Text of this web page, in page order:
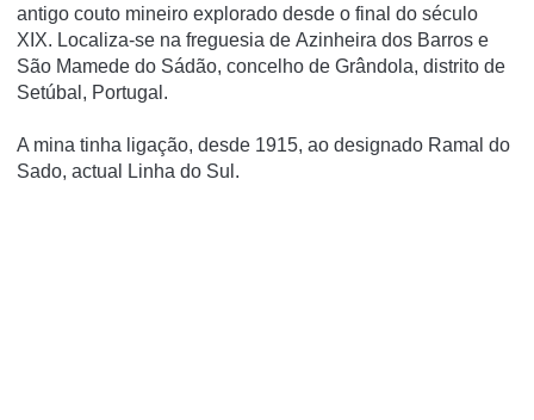
antigo couto mineiro explorado desde o final do século
XIX. Localiza-se na freguesia de Azinheira dos Barros e
São Mamede do Sádão, concelho de Grândola, distrito de
Setúbal, Portugal.
A mina tinha ligação, desde 1915, ao designado Ramal do
Sado, actual Linha do Sul.